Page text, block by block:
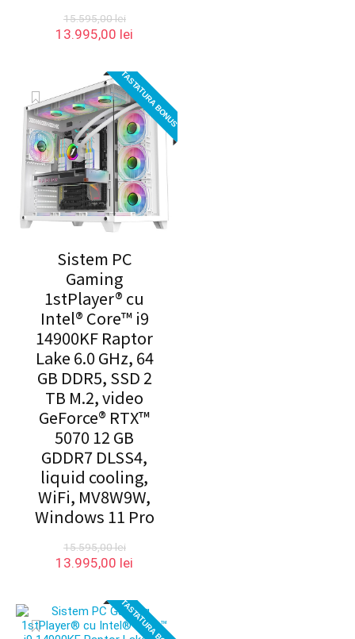
15.595,00lei
Prețul
15.595,00 lei.
13.995,00 lei
13.995,00 lei.
TASTATURA BONUS
Sistem PC
Gaming
1stPlayer® cu
Intel® Core™ i9
14900KF Raptor
Lake 6.0 GHz, 64
GB DDR5, SSD 2
TB M.2, video
GeForce® RTX™
5070 12 GB
GDDR7 DLSS4,
liquid cooling,
WiFi, MV8W9W,
Windows 11 Pro
15.595,00lei
Prețul
fost:
15.595,00 lei.
13.995,00 lei
13.995,00 lei.